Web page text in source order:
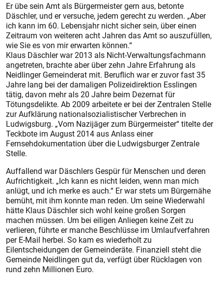
Er übe sein Amt als Bürgermeister gern aus, betonte
Däschler, und er versuche, jedem gerecht zu werden. „Aber
ich kann im 60. Lebensjahr nicht sicher sein, über einen
Zeitraum von weiteren acht Jahren das Amt so auszufüllen,
wie Sie es von mir erwarten können.“
Klaus Däschler war 2013 als Nicht-Verwaltungsfachmann
angetreten, brachte aber über zehn Jahre Erfahrung als
Neidlinger Gemeinderat mit. Beruflich war er zuvor fast 35
Jahre lang bei der damaligen Polizeidirektion Esslingen
tätig, davon mehr als 20 Jahre beim Dezernat für
Tötungsdelikte. Ab 2009 arbeitete er bei der Zentralen Stelle
zur Aufklärung natio­nalsozialistischer Verbrechen in
Ludwigsburg. „Vom Nazijäger zum Bürgermeister“ titelte der
Teckbote im August 2014 aus Anlass einer
Fernsehdokumentation über die Ludwigsburger Zentrale
Stelle.
Auffallend war Däschlers Gespür für Menschen und deren
Aufrichtigkeit. „Ich kann es nicht leiden, wenn man mich
anlügt, und ich merke es auch.“ Er war stets um Bürgernähe
bemüht, mit ihm konnte man reden. Um seine Wiederwahl
hätte Klaus Däschler sich wohl keine großen Sorgen
machen müssen. Um bei eiligen Anliegen keine Zeit zu
verlieren, führte er manche Beschlüsse im Umlaufverfahren
per E-Mail herbei. So kam es wiederholt zu
Eilentscheidungen der Gemeinderäte. Finanziell steht die
Gemeinde Neidlingen gut da, verfügt über Rücklagen von
rund zehn Millionen Euro.